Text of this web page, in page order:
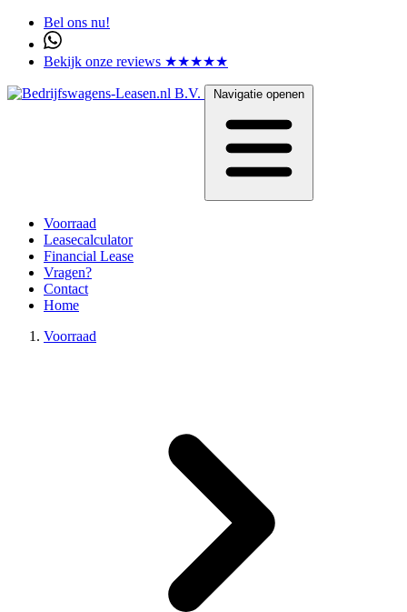
Bel ons nu!
Bekijk onze reviews ★★★★★
Navigatie openen
Voorraad
Leasecalculator
Financial Lease
Vragen?
Contact
Home
Voorraad